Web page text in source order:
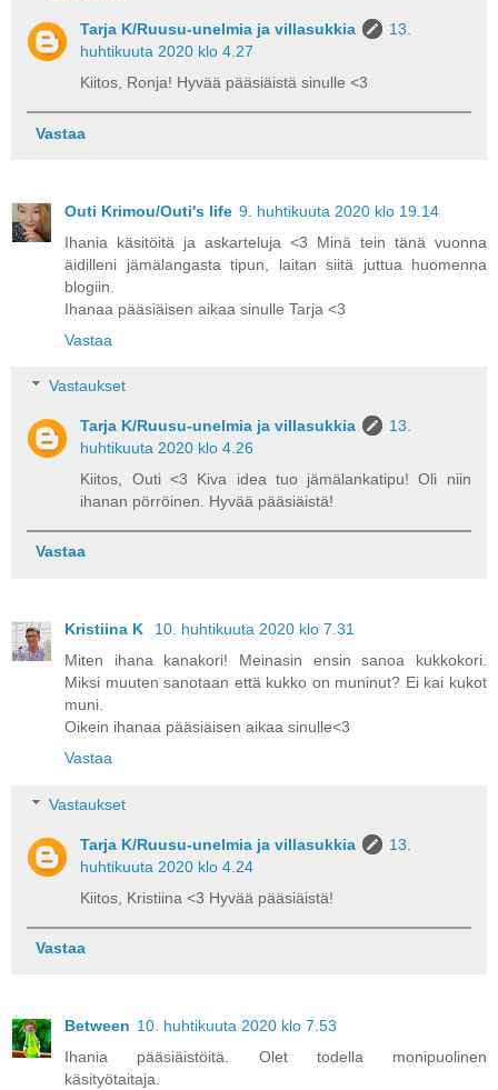
Tarja K/Ruusu-unelmia ja villasukkia
13.
huhtikuuta 2020 klo 4.27
Kiitos, Ronja! Hyvää pääsiäistä sinulle <3
Vastaa
Outi Krimou/Outi's life 9. huhtikuuta 2020 klo 19.14
Ihania käsitöitä ja askarteluja <3 Minä tein tänä vuonna
äidilleni jämälangasta tipun, laitan siitä juttua huomenna
blogiin.
Ihanaa pääsiäisen aikaa sinulle Tarja <3
Vastaa
Vastaukset
Tarja K/Ruusu-unelmia ja villasukkia
13.
huhtikuuta 2020 klo 4.26
Kiitos, Outi <3 Kiva idea tuo jämälankatipu! Oli niin
ihanan pörröinen. Hyvää pääsiäistä!
Vastaa
Kristiina K
10. huhtikuuta 2020 klo 7.31
Miten ihana kanakori! Meinasin ensin sanoa kukkokori.
Miksi muuten sanotaan että kukko on muninut? Ei kai kukot
muni.
Oikein ihanaa pääsiäisen aikaa sinulle<3
Vastaa
Vastaukset
Tarja K/Ruusu-unelmia ja villasukkia
13.
huhtikuuta 2020 klo 4.24
Kiitos, Kristiina <3 Hyvää pääsiäistä!
Vastaa
Between 10. huhtikuuta 2020 klo 7.53
Ihania pääsiäistöitä. Olet todella monipuolinen
käsityötaitaja.